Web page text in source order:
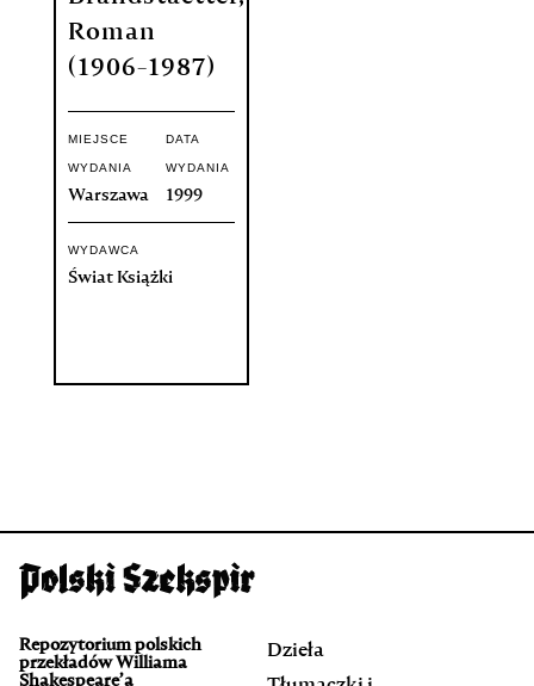
Roman
(1906-1987)
MIEJSCE
WYDANIA
Warszawa
DATA
WYDANIA
1999
WYDAWCA
Świat Książki
Repozytorium polskich
przekładów Williama
Shakespeare’a
Dzieła